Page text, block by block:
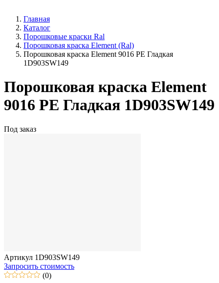
Главная
Каталог
Порошковые краски Ral
Порошковая краска Element (Ral)
Порошковая краска Element 9016 PE Гладкая
1D903SW149
Порошковая краска Element
9016 PE Гладкая 1D903SW149
Под заказ
Артикул 1D903SW149
Запросить стоимость
(0)